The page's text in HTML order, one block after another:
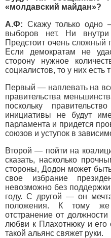
«молдавский майдан»?
А.Ф: Скажу только одно
выборов нет. Ни
Предстоит очень сложный
Если демократам не
сторону нужное
социалистов, то у них есть
Первый — наплевать на
правительства
поскольку
инициативы не будут
парламента и придется
союзов и уступок в
Второй — пойти на
сказать, насколько
стороны, Додон может
свое избрание
невозможно без
году. С другой — он
положения. К тому же
отстранение от
любви к Плахотнюку и
такой альянс свяжет руки.